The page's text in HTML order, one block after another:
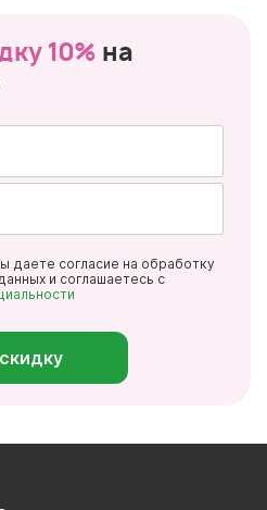
10% на
даете согласие на обработку
и соглашаетесь с